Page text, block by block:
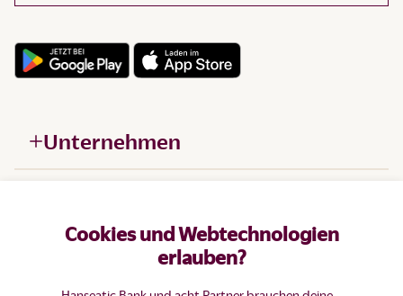
Cookies und Webtechnologien
erlauben?
Unternehmen